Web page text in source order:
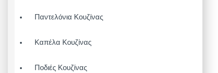
Παντελόνια Κουζίνας
Καπέλα Κουζίνας
Ποδιές Κουζίνας